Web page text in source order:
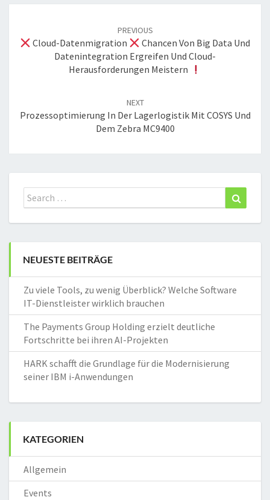
PREVIOUS
Cloud-Datenmigration
Chancen Von Big Data Und
Datenintegration Ergreifen Und Cloud-
Herausforderungen Meistern
NEXT
Prozessoptimierung In Der Lagerlogistik Mit COSYS Und
Dem Zebra MC9400
Search
for:
NEUESTE BEITRÄGE
Zu viele Tools, zu wenig Überblick? Welche Software
IT-Dienstleister wirklich brauchen
The Payments Group Holding erzielt deutliche
Fortschritte bei ihren AI-Projekten
HARK schafft die Grundlage für die Modernisierung
seiner IBM i-Anwendungen
KATEGORIEN
Allgemein
Events